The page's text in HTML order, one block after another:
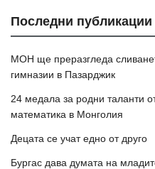
Последни публикации
МОН ще преразгледа
гимназии в Пазарджик
24 медала за родни таланти
математика в Монголия
Децата се учат едно от друго
Бургас дава думата на